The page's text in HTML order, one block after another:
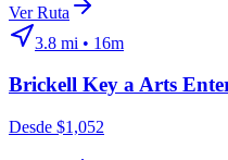
Ver Ruta
3.8 mi • 16m
Brickell Key aArts
Desde $1,052